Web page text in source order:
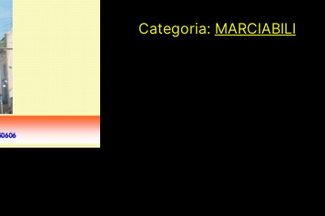
Categoria: MARCIABILI